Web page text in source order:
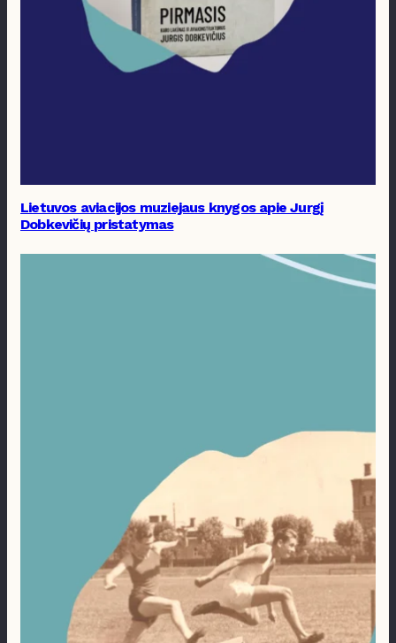
Lietuvos aviacijos muziejaus knygos apie Jurgį
Dobkevičių pristatymas